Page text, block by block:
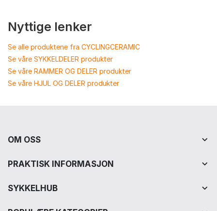
Nyttige lenker
Se alle produktene fra CYCLINGCERAMIC
Se våre SYKKELDELER produkter
Se våre RAMMER OG DELER produkter
Se våre HJUL OG DELER produkter
OM OSS
PRAKTISK INFORMASJON
SYKKELHUB